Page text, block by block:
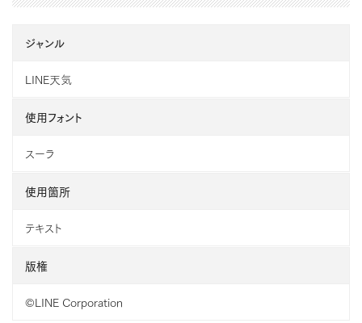
ジャンル
LINE天気
使用フォント
スーラ
使用箇所
テキスト
版権
©LINE Corporation